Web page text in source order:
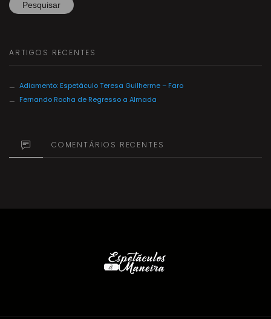
ARTIGOS RECENTES
Adiamento: Espetáculo Teresa Guilherme – Faro
Fernando Rocha de Regresso a Almada
COMENTÁRIOS RECENTES